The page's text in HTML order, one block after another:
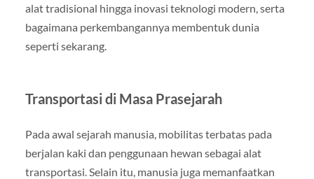
alat tradisional hingga inovasi teknologi modern, serta
bagaimana perkembangannya membentuk dunia
seperti sekarang.
Transportasi di Masa Prasejarah
Pada awal sejarah manusia, mobilitas terbatas pada
berjalan kaki dan penggunaan hewan sebagai alat
transportasi. Selain itu, manusia juga memanfaatkan